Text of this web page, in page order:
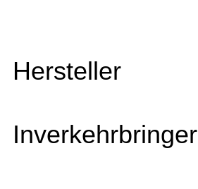
Hersteller
Inverkehrbringer